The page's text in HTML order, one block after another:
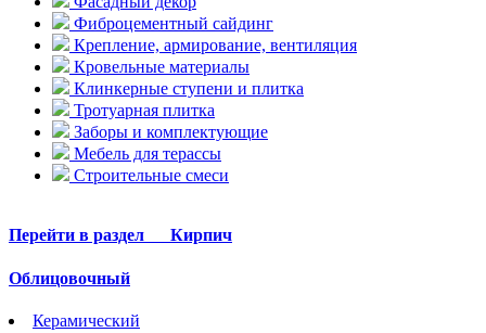
Фиброцементный сайдинг
Крепление, армирование, вентиляция
Кровельные материалы
Клинкерные ступени и плитка
Тротуарная плитка
Заборы и комплектующие
Мебель для терассы
Строительные смеси
Перейти в раздел Кирпич
Облицовочный
Керамический